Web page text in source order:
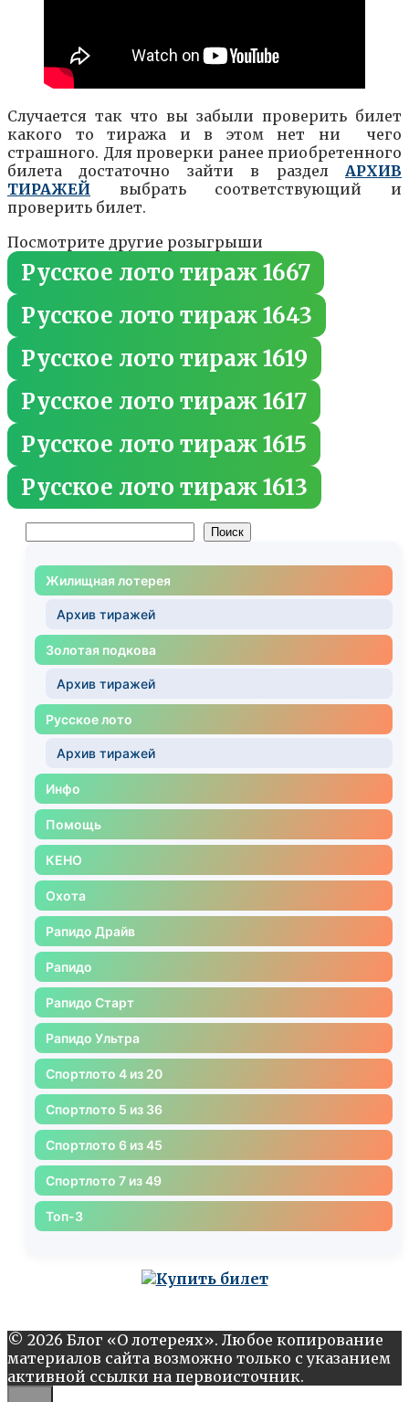
Случается так что вы забыли проверить билет
какого то тиража и в этом нет ни чего
страшного. Для проверки ранее приобретенного
билета достаточно зайти в раздел АРХИВ
ТИРАЖЕЙ выбрать соответствующий и
проверить билет.
Посмотрите другие розыгрыши
Русское лото тираж 1667
Русское лото тираж 1643
Русское лото тираж 1619
Русское лото тираж 1617
Русское лото тираж 1615
Русское лото тираж 1613
Поиск
Жилищная лотерея
Архив тиражей
Золотая подкова
Архив тиражей
Русское лото
Архив тиражей
Инфо
Помощь
КЕНО
Охота
Рапидо Драйв
Рапидо
Рапидо Старт
Рапидо Ультра
Спортлото 4 из 20
Спортлото 5 из 36
Спортлото 6 из 45
Спортлото 7 из 49
Топ-3
© 2026 Блог «О лотереях». Любое копирование
материалов сайта возможно только с указанием
активной ссылки на первоисточник.